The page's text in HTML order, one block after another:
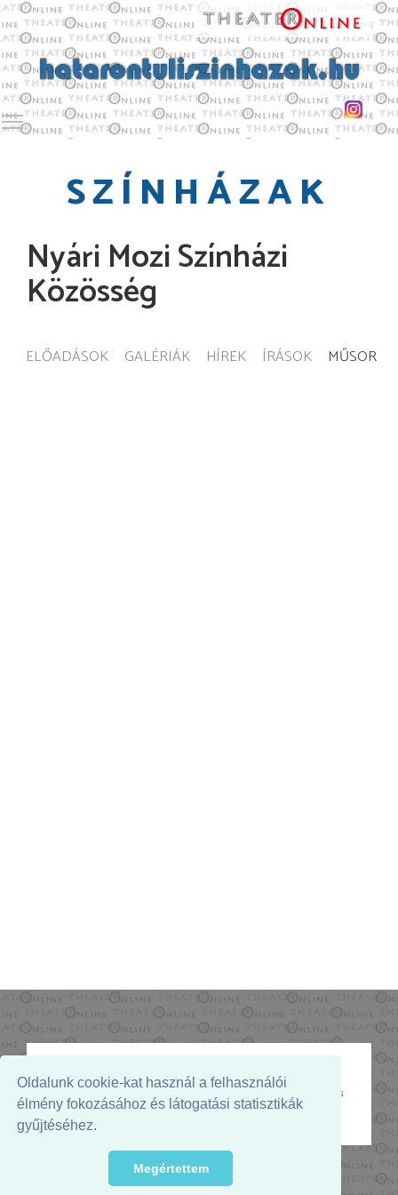
Oldalunk cookie-kat használ a felhasználói
élmény fokozásához és látogatási statisztikák
gyűjtéséhez.
Megértettem
Toggle main menu visibility
SZÍNHÁZAK
Nyári Mozi Színházi
Közösség
ELŐADÁSOK GALÉRIÁK HÍREK ÍRÁSOK MŰSOR
Az oldal megjelenését támogatja:
© 2026. - THEATER Online -theater.hu